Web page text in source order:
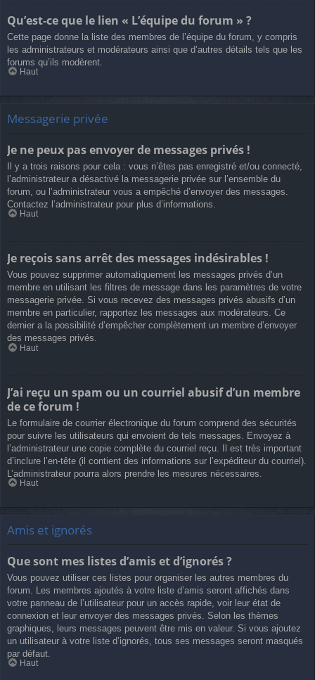
Qu’est-ce que le lien « L’équipe du forum » ?
Cette page donne la liste des membres de l’équipe du forum, y compris
les administrateurs et modérateurs ainsi que d’autres détails tels que les
forums qu’ils modèrent.
Haut
Messagerie privée
Je ne peux pas envoyer de messages privés !
Il y a trois raisons pour cela : vous n’êtes pas enregistré et/ou connecté,
l’administrateur a désactivé la messagerie privée sur l’ensemble du
forum, ou l’administrateur vous a empêché d’envoyer des messages.
Contactez l’administrateur pour plus d’informations.
Haut
Je reçois sans arrêt des messages indésirables !
Vous pouvez supprimer automatiquement les messages privés d’un
membre en utilisant les filtres de message dans les paramètres de votre
messagerie privée. Si vous recevez des messages privés abusifs d’un
membre en particulier, rapportez les messages aux modérateurs. Ce
dernier a la possibilité d’empêcher complètement un membre d’envoyer
des messages privés.
Haut
J’ai reçu un spam ou un courriel abusif d’un membre
de ce forum !
Le formulaire de courrier électronique du forum comprend des sécurités
pour suivre les utilisateurs qui envoient de tels messages. Envoyez à
l’administrateur une copie complète du courriel reçu. Il est très important
d’inclure l’en-tête (il contient des informations sur l’expéditeur du courriel).
L’administrateur pourra alors prendre les mesures nécessaires.
Haut
Amis et ignorés
Que sont mes listes d’amis et d’ignorés ?
Vous pouvez utiliser ces listes pour organiser les autres membres du
forum. Les membres ajoutés à votre liste d’amis seront affichés dans
votre panneau de l’utilisateur pour un accès rapide, voir leur état de
connexion et leur envoyer des messages privés. Selon les thèmes
graphiques, leurs messages peuvent être mis en valeur. Si vous ajoutez
un utilisateur à votre liste d’ignorés, tous ses messages seront masqués
par défaut.
Haut